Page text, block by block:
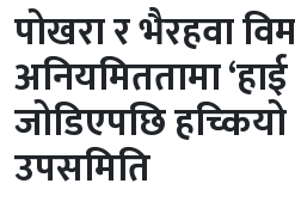
पोखरा र भैरहवा
अनियमिततामा
जोडिएपछि
उपसमिति